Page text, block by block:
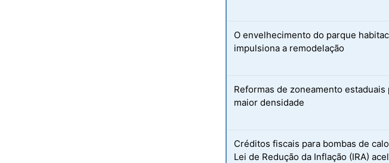
O envelhecimento do parque
impulsiona a remodelação
Reformas de zoneamento estaduais
maior densidade
Créditos fiscais para bombas de
Lei de Redução da Inflação (IRA)